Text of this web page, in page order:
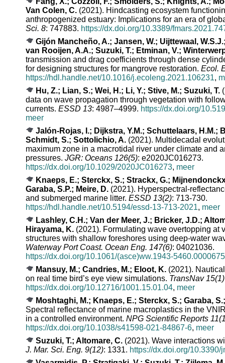
Van Colen, C. (2021). Hindcasting ecosystem
anthropogenized estuary: Implications for an era of
Sci. 8: 747883. https://dx.doi.org/10.3389/
Gijón Mancheño, A.; Jansen, W.; Uijttewaal,
van Rooijen, A.A.; Suzuki, T.; Etminan, V.;
transmission and drag coefficients through dense
for designing structures for mangrove restoration. Ecol.
https://hdl.handle.net/10.1016/j.ecoleng.2021.106231,
Hu, Z.; Lian, S.; Wei, H.; Li, Y.; Stive, M.; Suzuki, T.
data on wave propagation through vegetation with
currents. ESSD 13: 4987–4999. https://dx.doi.org/
meer
Jalón-Rojas, I.; Dijkstra, Y.M.; Schuttelaars, H.M.;
Schmidt, S.; Sottolichio, A. (2021). Multidecadal
maximum zone in a macrotidal river under climate and
pressures. JGR: Oceans 126(5): e2020JC016273.
https://dx.doi.org/10.1029/2020JC016273, meer
Knaeps, E.; Sterckx, S.; Strackx, G.;
Garaba, S.P.; Meire, D. (2021). Hyperspectral-
and submerged marine litter. ESSD 13(2): 713-730.
https://hdl.handle.net/10.5194/essd-13-713-2021, meer
Lashley, C.H.; Van der Meer, J.; Bricker, J.D.;
Hirayama, K. (2021). Formulating wave overtopping at
structures with shallow foreshores using deep-water
Waterway Port Coast. Ocean Eng. 147(6): 04021036.
https://dx.doi.org/10.1061/(asce)ww.1943-5460.0000675
Mansuy, M.; Candries, M.; Eloot, K. (2021).
on real time bird’s eye view simulations. TransNav 15(1)
https://dx.doi.org/10.12716/1001.15.01.04, meer
Moshtaghi, M.; Knaeps, E.; Sterckx, S.; Garaba,
Spectral reflectance of marine macroplastics in the
in a controlled environment. NPG Scientific Reports
https://dx.doi.org/10.1038/s41598-021-84867-6, meer
Suzuki, T.; Altomare, C. (2021). Wave interactions
J. Mar. Sci. Eng. 9(12): 1331. https://dx.doi.org/10.3390/